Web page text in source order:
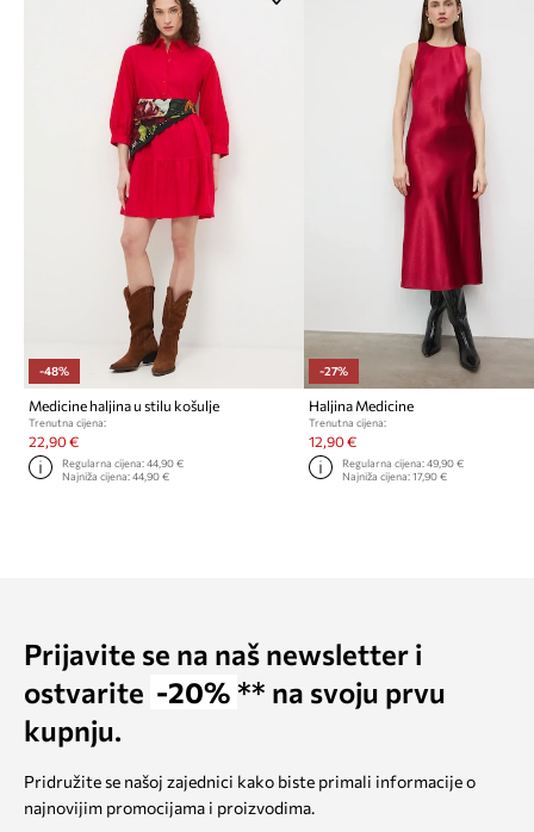
-48%
Medicine haljina u stilu košulje
Trenutna cijena:
22,90 €
Regularna cijena:44,90 €
Najniža cijena:44,90 €
-27%
Haljina Medicine
Trenutna cijena:
12,90 €
Regularna cijena: 49,90 €
Najniža cijena: 17,90 €
Prijavite se na naš newsletter i
ostvarite -20% ** na svoju prvu
kupnju.
Pridružite se našoj zajednici kako biste primali informacije o
najnovijim promocijama i proizvodima.